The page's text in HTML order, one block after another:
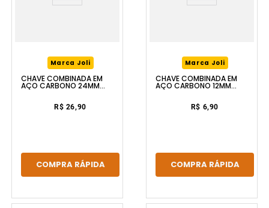
Marca Joli
CHAVE COMBINADA EM
AÇO CARBONO 24MM
FERRAPLUS
R$ 26,90
COMPRA RÁPIDA
Marca Joli
CHAVE COMBINADA EM
AÇO CARBONO 12MM
FERRAPLUS
R$ 6,90
COMPRA RÁPIDA